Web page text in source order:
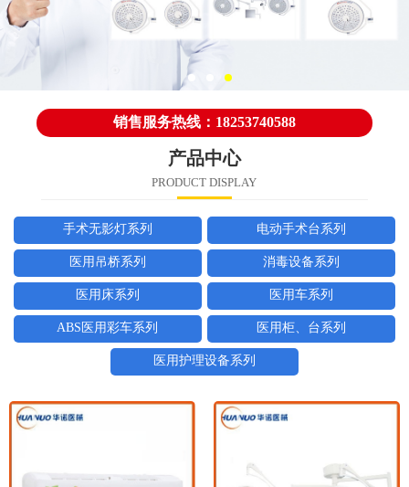
销售服务热线：18253740588
产品中心
PRODUCT DISPLAY
手术无影灯系列 电动手术台系列
医用吊桥系列 消毒设备系列
医用床系列 医用车系列
ABS医用彩车系列 医用柜、台系列
医用护理设备系列